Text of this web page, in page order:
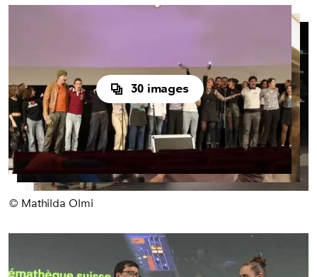
30 images
© Mathilda Olmi